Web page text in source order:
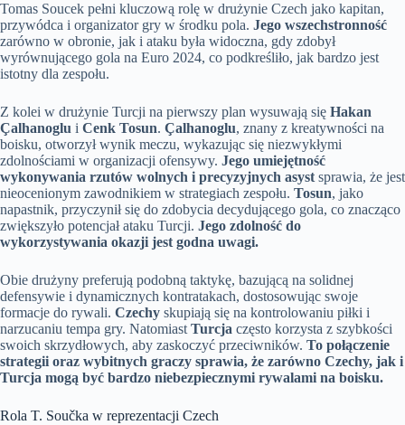
Tomas Soucek pełni kluczową rolę w drużynie Czech jako kapitan,
przywódca i organizator gry w środku pola. Jego wszechstronność
zarówno w obronie, jak i ataku była widoczna, gdy zdobył
wyrównującego gola na Euro 2024, co podkreśliło, jak bardzo jest
istotny dla zespołu.
Z kolei w drużynie Turcji na pierwszy plan wysuwają się Hakan
Çalhanoglu i Cenk Tosun. Çalhanoglu, znany z kreatywności na
boisku, otworzył wynik meczu, wykazując się niezwykłymi
zdolnościami w organizacji ofensywy. Jego umiejętność
wykonywania rzutów wolnych i precyzyjnych asyst sprawia, że jest
nieocenionym zawodnikiem w strategiach zespołu. Tosun, jako
napastnik, przyczynił się do zdobycia decydującego gola, co znacząco
zwiększyło potencjał ataku Turcji. Jego zdolność do
wykorzystywania okazji jest godna uwagi.
Obie drużyny preferują podobną taktykę, bazującą na solidnej
defensywie i dynamicznych kontratakach, dostosowując swoje
formacje do rywali. Czechy skupiają się na kontrolowaniu piłki i
narzucaniu tempa gry. Natomiast Turcja często korzysta z szybkości
swoich skrzydłowych, aby zaskoczyć przeciwników. To połączenie
strategii oraz wybitnych graczy sprawia, że zarówno Czechy, jak i
Turcja mogą być bardzo niebezpiecznymi rywalami na boisku.
Rola T. Součka w reprezentacji Czech